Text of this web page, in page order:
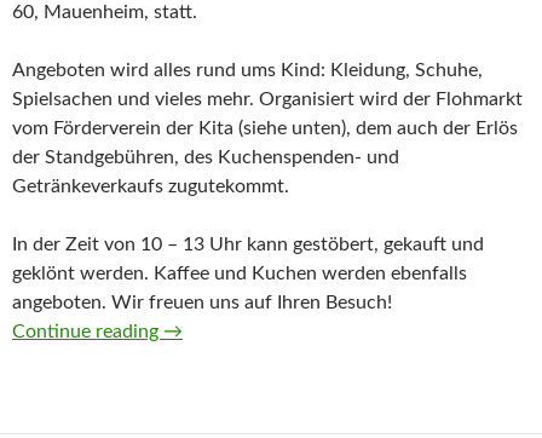
60, Mauenheim, statt.
Angeboten wird alles rund ums Kind: Kleidung, Schuhe,
Spielsachen und vieles mehr. Organisiert wird der Flohmarkt
vom Förderverein der Kita (siehe unten), dem auch der Erlös
der Standgebühren, des Kuchenspenden- und
Getränkeverkaufs zugutekommt.
In der Zeit von 10 – 13 Uhr kann gestöbert, gekauft und
geklönt werden. Kaffee und Kuchen werden ebenfalls
angeboten. Wir freuen uns auf Ihren Besuch!
Continue reading Flohmarkt in der KiTa Spatzennest |
→